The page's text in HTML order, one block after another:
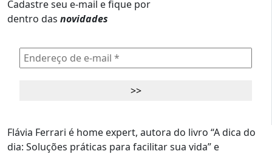
Cadastre seu e-mail e fique por
dentro das novidades
Flávia Ferrari é home expert, autora do livro “A dica do
dia: Soluções práticas para facilitar sua vida” e